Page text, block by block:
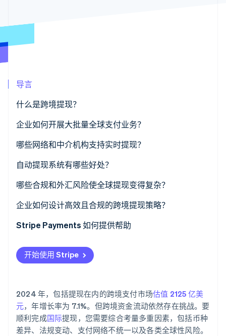
碳移除
立即观看
导言
什么是跨境提现？
企业如何开展大批量全球支付业务？
哪些网络和中介机构支持实时提现？
自动提现系统有哪些好处？
哪些合规和外汇风险使全球提现变得复杂？
企业如何设计高效且合规的跨境提现策略？
Stripe Payments 如何提供帮助
开始使用 Stripe
2024 年，包括提现在内的跨境支付市场估值 2125 亿美
元，年增长率为 7.1%。但跨境资金流动依然存在挑战。要
顺利完成国际提现，您需要综合考量多重因素，包括币种
差异、法规变动、支付网络不统一以及各类全球性风险。